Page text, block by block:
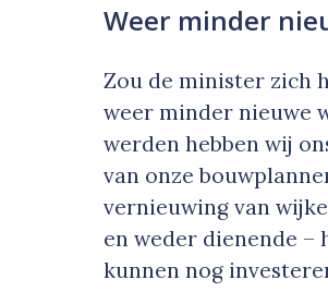
Weer minder
Zou de minister zich
weer minder nieuwe
werden hebben wij
van onze
vernieuwing van
en weder dienende –
kunnen nog